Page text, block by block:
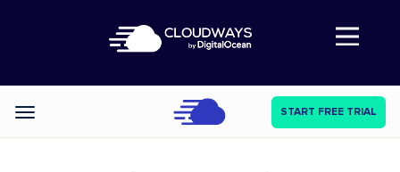
Abre a navegação
Categories START FREE TRIAL